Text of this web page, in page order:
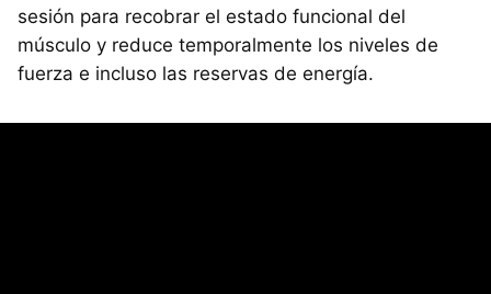
sesión para recobrar el estado funcional del
músculo y reduce temporalmente los niveles de
fuerza e incluso las reservas de energía.